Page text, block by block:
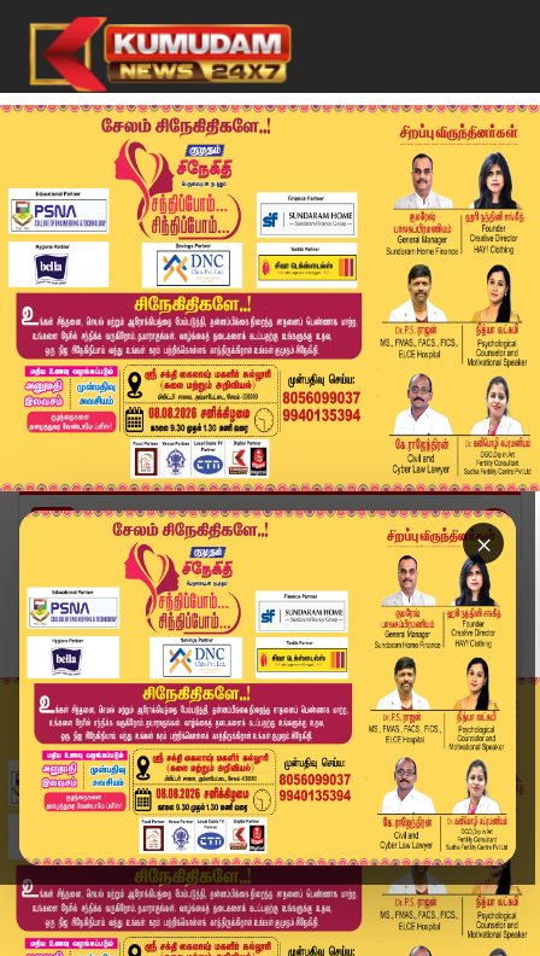
×
Home
வீடியோ ஸ்டோரி
கற்கள் விழுந்து சொகுசு கார் சேதம் | Car Damage|...